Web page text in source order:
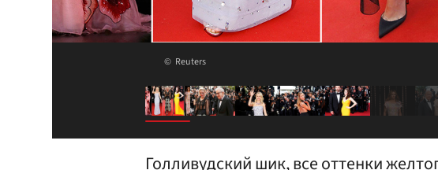
Reuters
Голливудский шик, все оттенки